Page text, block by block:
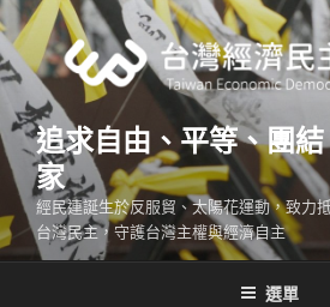
跳
至
主
內
容
追求自由、平等、團
家
經民連誕生於反服貿、太陽花運動，致力
台灣民主，守護台灣主權與經濟自主
選單